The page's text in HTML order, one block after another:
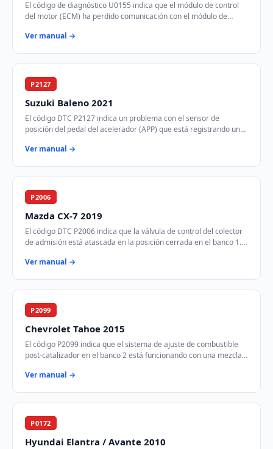
El código de diagnóstico U0155 indica que el módulo de control
del motor (ECM) ha perdido comunicación con el módulo de
Ver manual →
P2127
Suzuki Baleno 2021
El código DTC P2127 indica un problema con el sensor de
posición del pedal del acelerador (APP) que está registrando un
Ver manual →
P2006
Mazda CX-7 2019
El código DTC P2006 indica que la válvula de control del colector
de admisión está atascada en la posición cerrada en el banco 1.
Ver manual →
P2099
Chevrolet Tahoe 2015
El código P2099 indica que el sistema de ajuste de combustible
post-catalizador en el banco 2 está funcionando con una mezcla
Ver manual →
P0172
Hyundai Elantra / Avante 2010